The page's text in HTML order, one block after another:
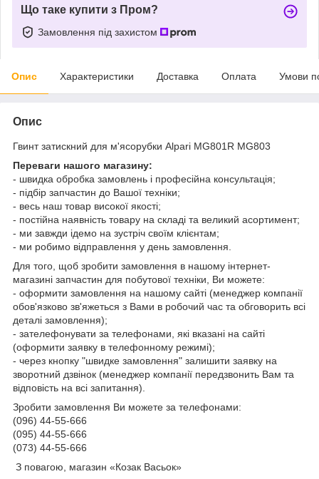
Що таке купити з Пром?
Замовлення під захистом
Опис Характеристики Доставка Оплата Умови
Опис
Гвинт затискний для м'ясорубки Alpari MG801R MG803
Переваги нашого магазину:
- швидка обробка замовлень і професійна консультація;
- підбір запчастин до Вашої техніки;
- весь наш товар високої якості;
- постійна наявність товару на складі та великий асортимент;
- ми завжди ідемо на зустріч своїм клієнтам;
- ми робимо відправлення у день замовлення.
Для того, щоб зробити замовлення в нашому інтернет-
магазині запчастин для побутової техніки, Ви можете:
- оформити замовлення на нашому сайті (менеджер компанії
обов'язково зв'яжеться з Вами в робочий час та обговорить всі
деталі замовлення);
- зателефонувати за телефонами, які вказані на сайті
(оформити заявку в телефонному режимі);
- через кнопку "швидке замовлення" залишити заявку на
зворотний дзвінок (менеджер компанії передзвонить Вам та
відповість на всі запитання).
Зробити замовлення Ви можете за телефонами:
(096) 44-55-666
(095) 44-55-666
(073) 44-55-666
З повагою, магазин «Козак Васьок»